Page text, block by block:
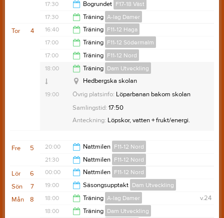
20:30
20:30
17:30 Bogrundet F17-18 Väst
20:30
17:30 Träning A-lag Damer
19:00
4
Tor 16:40 Träning F11-12 Haga
18:00
Baldershallen, plan 4
Anteckning: Samling i omklädningsrummet
17:00 Träning F11-12 Södermalm
18:00
Baldershallen, plan 4
Anteckning:Träning med Haga F11-12
17:00 Träning F11-12 Nord
18:00
Bergsåker skola
Samlingstid:16:55
18:00 Träning Dam Utveckling
19:00
Hedbergska skolan
Övrig platsinfo: Löparbanan bakom skolan
Samlingstid: 17:50
Anteckning: Löpskor, vatten + frukt/energi.
5
Fre 20:00 Nattmilen F11-12 Nord
23:55
21:30 Nattmilen F11-12 Nord
00:00
6
Lör 00:00 Nattmilen F11-12 Nord
00:30
7
Sön 19:00 Säsongsupptakt Dam Utveckling
20:00
8
Mån v.24
18:00 Träning A-lag Damer
18:00 Träning Dam Utveckling